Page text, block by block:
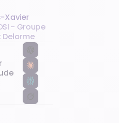
Xavier
- Groupe
Delorme